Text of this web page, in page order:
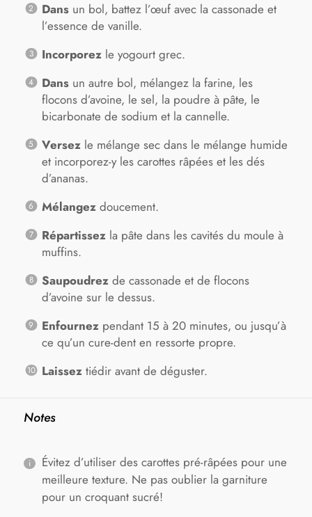
Dansun bol, battez l’œuf avec la cassonade et
l’essence de vanille.
Incorporezle yogourt grec.
Dansun autre bol, mélangez la farine, les
flocons d’avoine, le sel, la poudre à pâte, le
bicarbonate de sodium et la cannelle.
Versezle mélange sec dans le mélange humide
et incorporez-y les carottes râpées et les dés
d’ananas.
Mélangezdoucement.
Répartissezla pâte dans les cavités du moule à
muffins.
Saupoudrezde cassonade et de flocons
d’avoine sur le dessus.
Enfournezpendant 15 à 20 minutes, ou jusqu’à
ce qu’un cure-dent en ressorte propre.
Laisseztiédir avant de déguster.
Notes
Évitez d’utiliser des carottes pré-râpées pour une
meilleure texture. Ne pas oublier la garniture
pour un croquant sucré!